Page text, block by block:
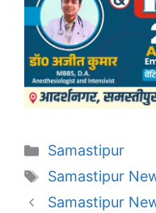
Categories
Samastipur
Tags
Samastipur
Samastipur